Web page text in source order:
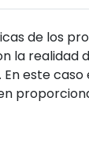
de los
la
este